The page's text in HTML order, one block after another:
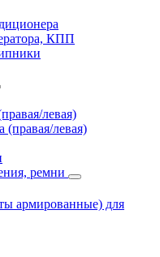
КПП
левая)
(правая/левая)
ремни
армированные) для